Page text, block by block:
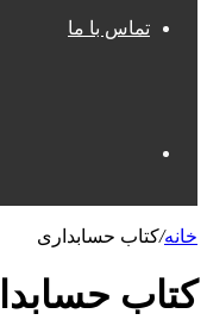
تماس با ما
خانه/کتاب حسابداری
کتاب